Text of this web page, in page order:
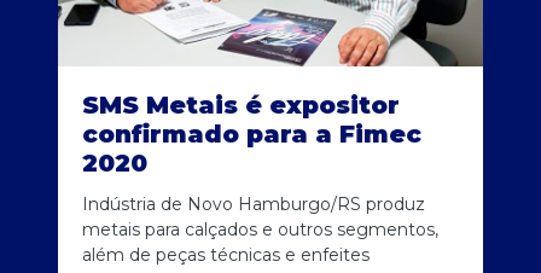
SMS Metais é expositor
confirmado para a Fimec
2020
Indústria de Novo Hamburgo/RS produz
metais para calçados e outros segmentos,
além de peças técnicas e enfeites